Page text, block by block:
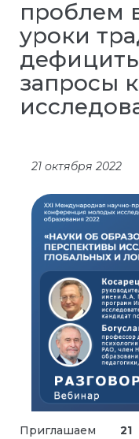
проблем
уроки
запросы
21 октября 2022
Приглашаем